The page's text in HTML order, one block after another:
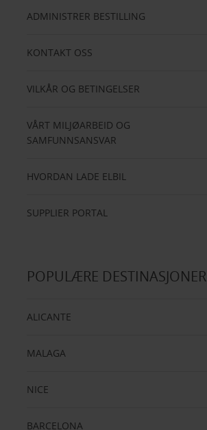
ADMINISTRER BESTILLING
KONTAKT OSS
VILKÅR OG BETINGELSER
VÅRT MILJØARBEID OG
SAMFUNNSANSVAR
HVORDAN LADE ELBIL
SUPPLIER PORTAL
POPULÆRE DESTINASJONER
ALICANTE
MALAGA
NICE
BARCELONA